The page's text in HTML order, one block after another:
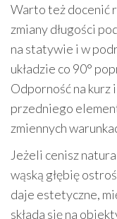
Warto też docenić
zmiany długości
na statywie i w
układzie co 90°
Odporność na kurz
przedniego
zmiennych
Jeżeli cenisz
wąską głębię
daje estetyczne,
składa się na